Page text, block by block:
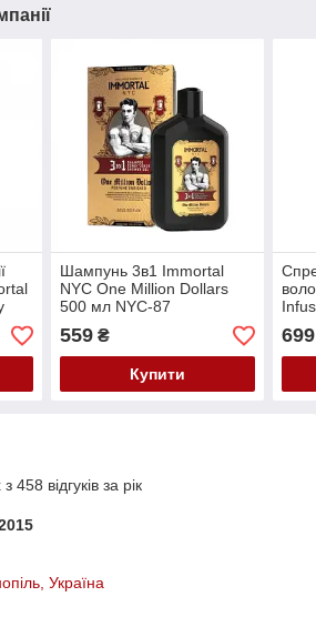
Шампунь 3в1 Immortal
NYC One Million Dollars
500 мл NYC-87
559₴
Купити
699
458 відгуків за рік
Україна